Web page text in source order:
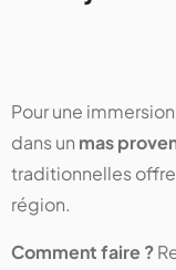
Pour une
dans un mas
traditionnelles
région.
Comment faire ?